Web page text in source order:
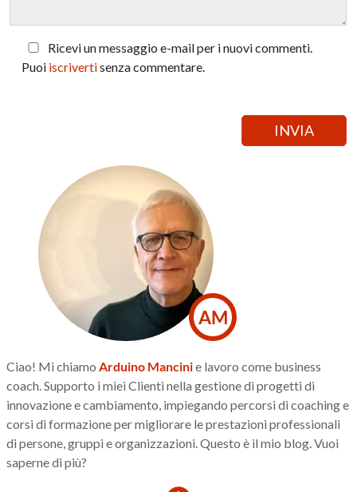
Ricevi un messaggio e-mail per i nuovi commenti.
Puoi iscrivertisenza commentare.
AM
Ciao! Mi chiamoArduino Mancinie lavoro come business
coach. Supporto i miei Clienti nella gestione di progetti di
innovazione e cambiamento, impiegando percorsi di coaching e
corsi di formazione per migliorare le prestazioni professionali
di persone, gruppi e organizzazioni. Questo è il mio blog. Vuoi
saperne di più?